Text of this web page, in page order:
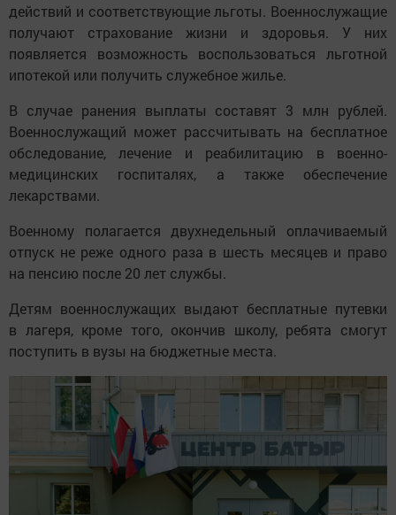
действий и соответствующие льготы. Военнослужащие
получают страхование жизни и здоровья. У них
появляется возможность воспользоваться льготной
ипотекой или получить служебное жилье.
В случае ранения выплаты составят 3 млн рублей.
Военнослужащий может рассчитывать на бесплатное
обследование, лечение и реабилитацию в военно-
медицинских госпиталях, а также обеспечение
лекарствами.
Военному полагается двухнедельный оплачиваемый
отпуск не реже одного раза в шесть месяцев и право
на пенсию после 20 лет службы.
Детям военнослужащих выдают бесплатные путевки
в лагеря, кроме того, окончив школу, ребята смогут
поступить в вузы на бюджетные места.